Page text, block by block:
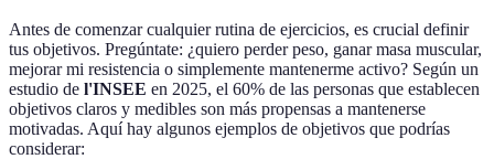
Antes de comenzar cualquier rutina de ejercicios, es crucial definir
tus objetivos. Pregúntate: ¿quiero perder peso, ganar masa muscular,
mejorar mi resistencia o simplemente mantenerme activo? Según un
estudio de l'INSEE en 2025, el 60% de las personas que establecen
objetivos claros y medibles son más propensas a mantenerse
motivadas. Aquí hay algunos ejemplos de objetivos que podrías
considerar: